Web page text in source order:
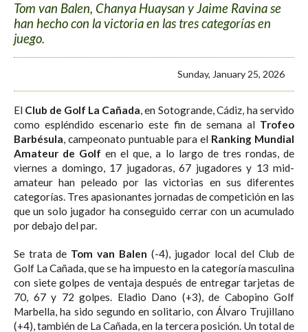
Tom van Balen, Chanya Huaysan y Jaime Ravina se
han hecho con la victoria en las tres categorías en
juego.
Sunday, January 25, 2026
El Club de Golf La Cañada, en Sotogrande, Cádiz, ha servido
como espléndido escenario este fin de semana al Trofeo
Barbésula, campeonato puntuable para el Ranking Mundial
Amateur de Golf en el que, a lo largo de tres rondas, de
viernes a domingo, 17 jugadoras, 67 jugadores y 13 mid-
amateur han peleado por las victorias en sus diferentes
categorías. Tres apasionantes jornadas de competición en las
que un solo jugador ha conseguido cerrar con un acumulado
por debajo del par.
Se trata de Tom van Balen (-4), jugador local del Club de
Golf La Cañada, que se ha impuesto en la categoría masculina
con siete golpes de ventaja después de entregar tarjetas de
70, 67 y 72 golpes. Eladio Dano (+3), de Cabopino Golf
Marbella, ha sido segundo en solitario, con Álvaro Trujillano
(+4), también de La Cañada, en la tercera posición. Un total de